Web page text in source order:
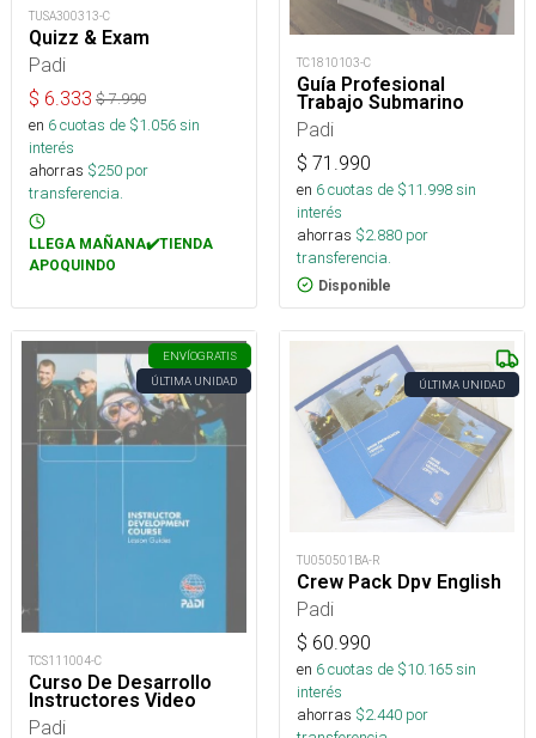
TUSA300313-C
Quizz & Exam
Padi
$ 6.333 $7.990
en 6cuotas de $1.056sin
interés
ahorras $250 por
transferencia.
LLEGA MAÑANA✔️TIENDA
APOQUINDO
TC1810103-C
Guía Profesional
Trabajo Submarino
Padi
$ 71.990
en 6cuotas de $11.998sin
interés
ahorras $2.880 por
transferencia.
Disponible
ENVÍOGRATIS
ÚLTIMA UNIDAD
TCS111004-C
Curso De Desarrollo
Instructores Video
Padi
ÚLTIMA UNIDAD
TU050501BA-R
Crew Pack Dpv English
Padi
$ 60.990
en 6cuotas de $10.165sin
interés
ahorras $2.440 por